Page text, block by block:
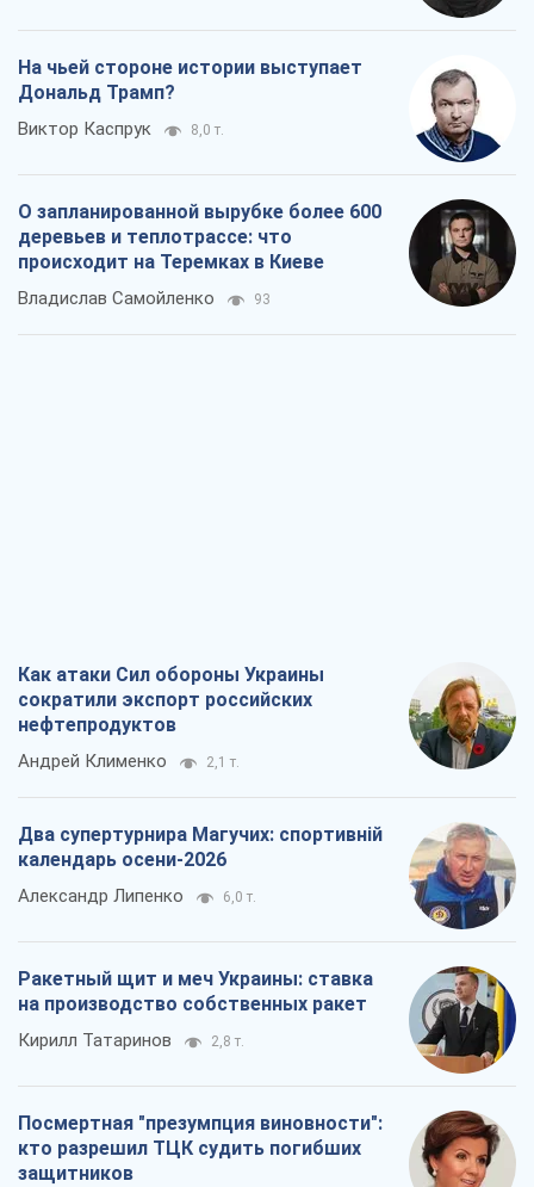
На чьей стороне истории выступает
Дональд Трамп?
Виктор Каспрук 8,0 т.
О запланированной вырубке более 600
деревьев и теплотрассе: что
происходит на Теремках в Киеве
Владислав Самойленко 93
Как атаки Сил обороны Украины
сократили экспорт российских
нефтепродуктов
Андрей Клименко 2,1 т.
Два супертурнира Магучих: спортивній
календарь осени-2026
Александр Липенко 6,0 т.
Ракетный щит и меч Украины: ставка
на производство собственных ракет
Кирилл Татаринов 2,8 т.
Посмертная "презумпция виновности":
кто разрешил ТЦК судить погибших
защитников